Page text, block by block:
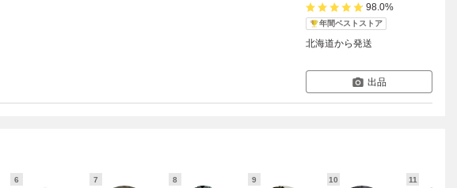
98.0%
年間ベストストア
北海道から発送
出品
6 7 8 9 10 11